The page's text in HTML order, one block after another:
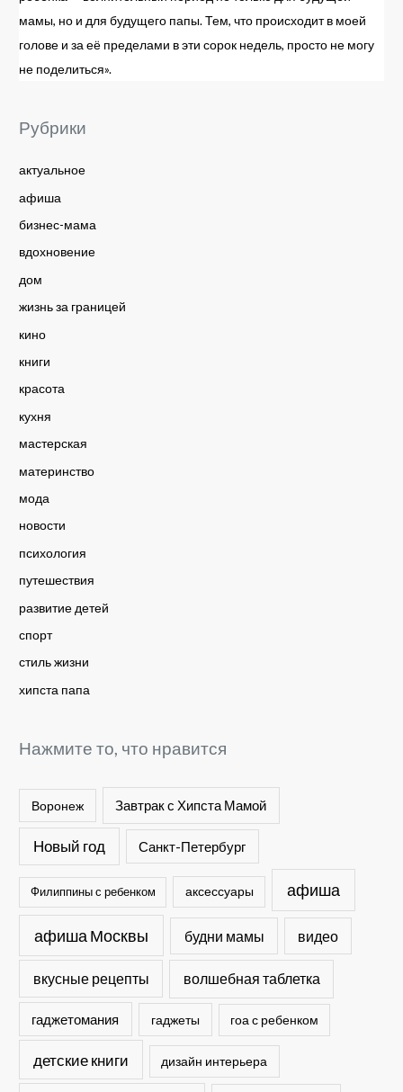
мамы, но и для будущего папы. Тем, что происходит в моей
голове и за её пределами в эти сорок недель, просто не могу
не поделиться».
Рубрики
актуальное
афиша
бизнес-мама
вдохновение
дом
жизнь за границей
кино
книги
красота
кухня
мастерская
материнство
мода
новости
психология
путешествия
развитие детей
спорт
стиль жизни
хипста папа
Нажмите то, что нравится
Воронеж Завтрак с Хипста Мамой
Новый год Санкт-Петербург
Филиппины с ребенком аксессуары афиша
афиша Москвы будни мамы видео
вкусные рецепты волшебная таблетка
гаджетомания гаджеты гоа с ребенком
детские книги дизайн интерьера